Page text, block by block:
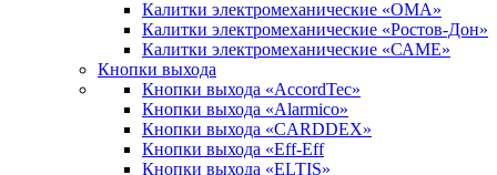
Калитки электромеханические «ОМА»
Калитки электромеханические «Ростов-Дон»
Калитки электромеханические «САМЕ»
Кнопки выхода
Кнопки выхода «AccordTec»
Кнопки выхода «Alarmico»
Кнопки выхода «CARDDEX»
Кнопки выхода «Eff-Eff
Кнопки выхода «ELTIS»